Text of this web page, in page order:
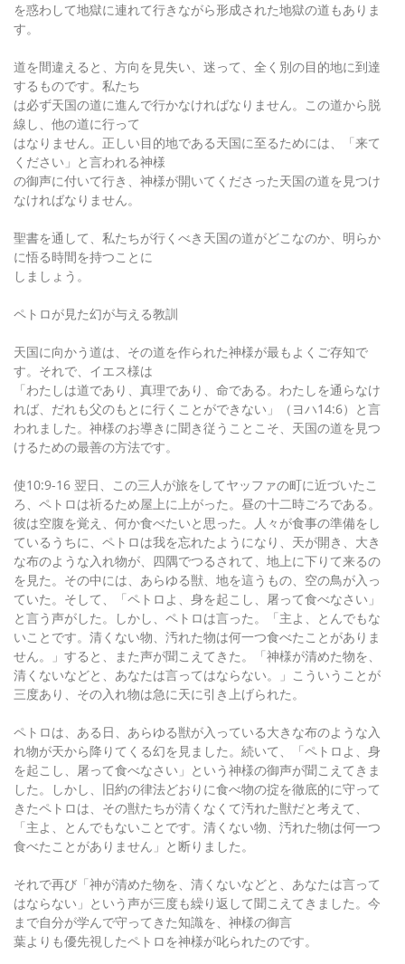
を惑わして地獄に連れて行きながら形成された地獄の道もありま
す。
道を間違えると、方向を見失い、迷って、全く別の目的地に到達
するものです。私たち
は必ず天国の道に進んで行かなければなりません。この道から脱
線し、他の道に行って
はなりません。正しい目的地である天国に至るためには、「来て
ください」と言われる神様
の御声に付いて行き、神様が開いてくださった天国の道を見つけ
なければなりません。
聖書を通して、私たちが行くべき天国の道がどこなのか、明らか
に悟る時間を持つことに
しましょう。
ペトロが見た幻が与える教訓
天国に向かう道は、その道を作られた神様が最もよくご存知で
す。それで、イエス様は
「わたしは道であり、真理であり、命である。わたしを通らなけ
れば、だれも父のもとに行くことができない」（ヨハ14:6）と言
われました。神様のお導きに聞き従うことこそ、天国の道を見つ
けるための最善の方法です。
使10:9-16 翌日、この三人が旅をしてヤッファの町に近づいたこ
ろ、ペトロは祈るため屋上に上がった。昼の十二時ごろである。
彼は空腹を覚え、何か食べたいと思った。人々が食事の準備をし
ているうちに、ペトロは我を忘れたようになり、天が開き、大き
な布のような入れ物が、四隅でつるされて、地上に下りて来るの
を見た。その中には、あらゆる獣、地を這うもの、空の鳥が入っ
ていた。そして、「ペトロよ、身を起こし、屠って食べなさい」
と言う声がした。しかし、ペトロは言った。「主よ、とんでもな
いことです。清くない物、汚れた物は何一つ食べたことがありま
せん。」すると、また声が聞こえてきた。「神様が清めた物を、
清くないなどと、あなたは言ってはならない。」こういうことが
三度あり、その入れ物は急に天に引き上げられた。
ペトロは、ある日、あらゆる獣が入っている大きな布のような入
れ物が天から降りてくる幻を見ました。続いて、「ペトロよ、身
を起こし、屠って食べなさい」という神様の御声が聞こえてきま
した。しかし、旧約の律法どおりに食べ物の掟を徹底的に守って
きたペトロは、その獣たちが清くなくて汚れた獣だと考えて、
「主よ、とんでもないことです。清くない物、汚れた物は何一つ
食べたことがありません」と断りました。
それで再び「神が清めた物を、清くないなどと、あなたは言って
はならない」という声が三度も繰り返して聞こえてきました。今
まで自分が学んで守ってきた知識を、神様の御言
葉よりも優先視したペトロを神様が叱られたのです。